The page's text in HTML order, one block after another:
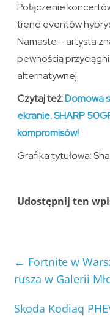
Połączenie
trend eventów
Namaste – artysta
pewnością
alternatywnej.
Czytaj też:Domowa
ekranie. SHARP
kompromisów!
Grafika tytułowa:
Udostępnij ten
← Fortnite w
rusza w Galerii
Skoda Kodiaq